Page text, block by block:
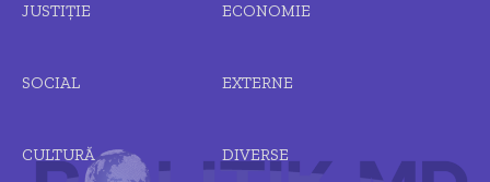
JUSTIȚIE ECONOMIE
SOCIAL EXTERNE
CULTURĂ DIVERSE